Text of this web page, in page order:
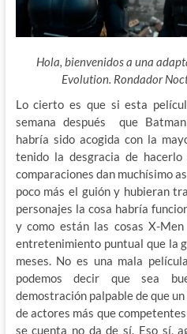
Hola, bienvenidos a una
Evolution. Rondador
Lo cierto es que si esta
semana después que
habría sido acogida con la
tenido la desgracia de
comparaciones dan muchísimo
poco más el guión y hubieran
personajes la cosa habría
y como están las cosas X-
entretenimiento puntual que la
meses. No es una mala
podemos decir que sea
demostración palpable de que
de actores más que
se cuenta no da de sí. Eso sí,